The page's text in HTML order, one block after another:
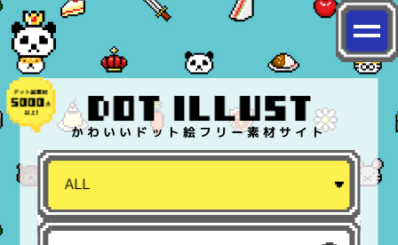
かわいいドット絵フリー素材サイト